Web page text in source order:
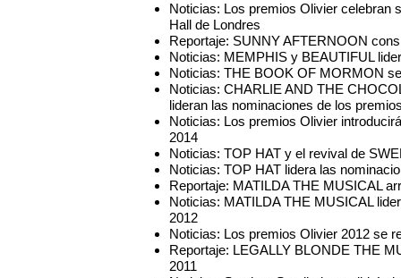
Noticias: Los premios Olivier celebran
Hall de Londres
Reportaje: SUNNY AFTERNOON
Noticias: MEMPHIS y BEAUTIFUL
Noticias: THE BOOK OF MORMON
Noticias: CHARLIE AND THE
lideran las nominaciones de los
Noticias: Los premios Olivier
2014
Noticias: TOP HAT y el revival de
Noticias: TOP HAT lidera las
Reportaje: MATILDA THE MUSICAL
Noticias: MATILDA THE MUSICAL
2012
Noticias: Los premios Olivier 2012 se
Reportaje: LEGALLY BLONDE THE
2011